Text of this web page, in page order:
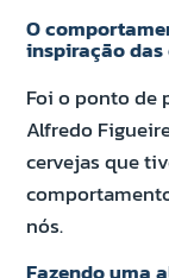
O
inspiração das
Foi o ponto de
Alfredo
cervejas que
nós.